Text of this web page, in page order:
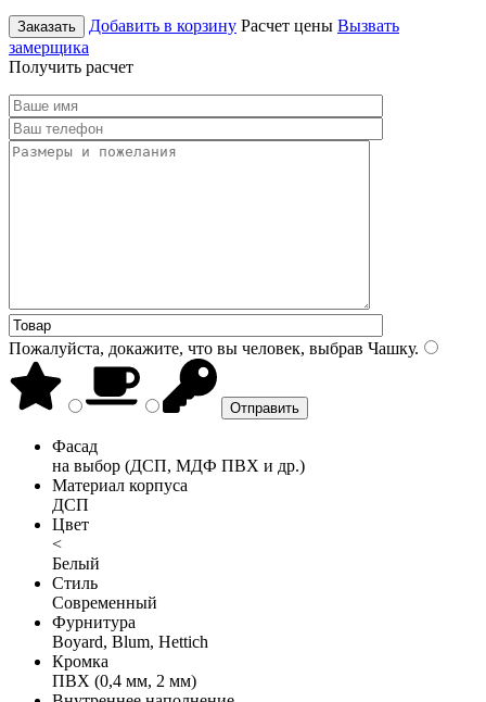
Заказать Добавить в корзину Расчет цены Вызвать
замерщика
Получить расчет
Пожалуйста, докажите, что вы человек, выбрав Чашку.
Фасад
на выбор (ДСП, МДФ ПВХ и др.)
Материал корпуса
ДСП
Цвет
<
Белый
Стиль
Современный
Фурнитура
Boyard, Blum, Hettich
Кромка
ПВХ (0,4 мм, 2 мм)